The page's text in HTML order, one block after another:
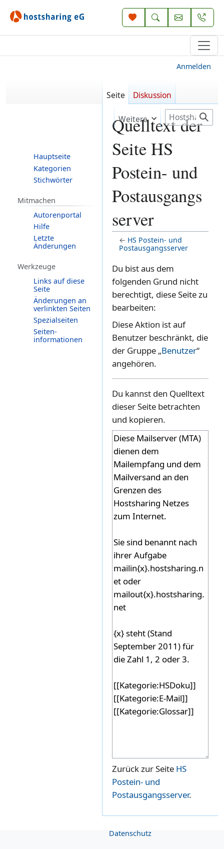
Quelltext der
Seite HS
Postein- und
Postausgangs
server
← HS Postein- und
Postausgangsserver
Zur
Navigation
springen
Zur
Suche
springen
Du bist aus dem
folgenden Grund nicht
berechtigt, diese Seite zu
bearbeiten:
Diese Aktion ist auf
Benutzer beschränkt, die
der Gruppe „Benutzer“
angehören.
Du kannst den Quelltext
dieser Seite betrachten
und kopieren.
Zurück zur Seite HS
Postein- und
Postausgangsserver.
Anmelden
Seite Diskussion
Weitere
S
u
h
Hauptseite
Kategorien
Stichwörter
Mitmachen
Autorenportal
Hilfe
Letzte
Änderungen
Werkzeuge
Links auf diese
Seite
Änderungen an
verlinkten Seiten
Spezialseiten
Seiten­­
informationen
Datenschutz